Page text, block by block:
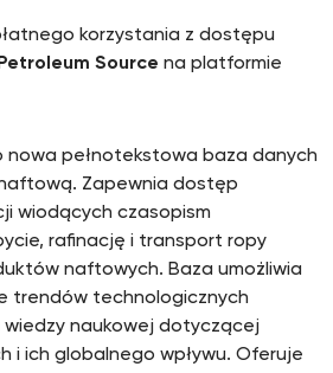
korzystania z dostępu
Petroleum Source na platformie
nowa pełnotekstowa baza danych
Zapewnia dostęp
wiodących czasopism
rafinację i transport ropy
naftowych. Baza umożliwia
trendów technologicznych
wiedzy naukowej dotyczącej
i ich globalnego wpływu. Oferuje